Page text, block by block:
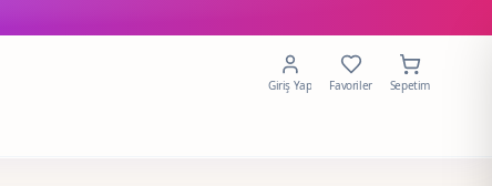
Giriş Yap Favoriler Sepetim